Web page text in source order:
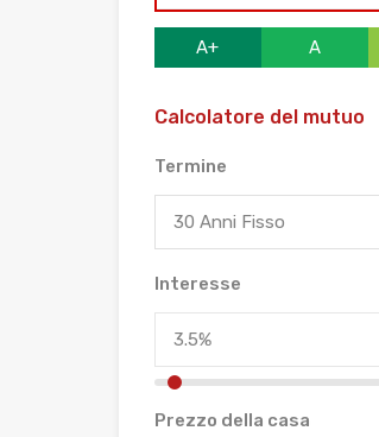
A+ A
Calcolatore del mutuo
Termine
30 Anni Fisso
Interesse
Prezzo della casa